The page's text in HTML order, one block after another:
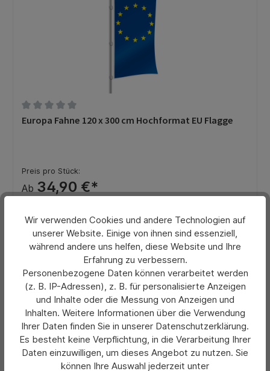
Durchschnittliche Bewertung von 0 von 5 Sternen
Europa Fahne 120 x 300 cm Hochformat EU Flagge
Preis pro Stück:
Ab 34,90 €*
Details
Wir verwenden Cookies und andere Technologien auf
unserer Website. Einige von ihnen sind essenziell,
während andere uns helfen, diese Website und Ihre
Erfahrung zu verbessern.
Personenbezogene Daten können verarbeitet werden
(z. B. IP-Adressen), z. B. für personalisierte Anzeigen
und Inhalte oder die Messung von Anzeigen und
Inhalten. Weitere Informationen über die Verwendung
Ihrer Daten finden Sie in unserer Datenschutzerklärung.
Es besteht keine Verpflichtung, in die Verarbeitung Ihrer
Daten einzuwilligen, um dieses Angebot zu nutzen. Sie
können Ihre Auswahl jederzeit unter